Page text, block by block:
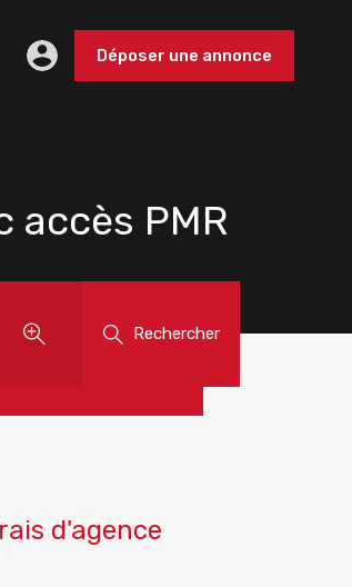
Déposer une annonce
accès PMR
Rechercher
d'agence